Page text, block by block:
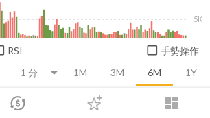
dashboard
登入
1M 3M 6M 1Y
5K
RSI 手勢操作
技術面 消息面 財務報